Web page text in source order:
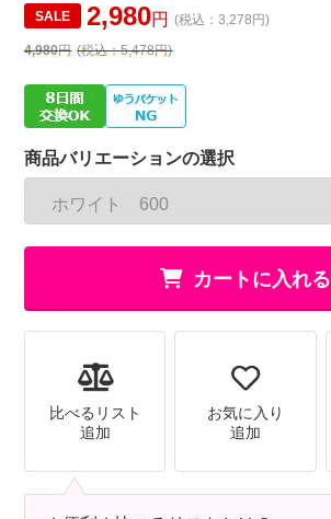
SALE 2,980円 (税込：3,278円)
4,980円 (税込：5,478円)
商品バリエーションの選択
カートに入れる
比べるリスト
追加
お気に入り
追加